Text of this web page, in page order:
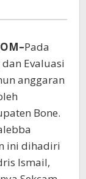
Pada
Evaluasi
anggaran
Bone.
ini dihadiri
Ismail,